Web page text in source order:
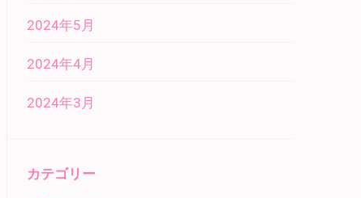
2024年5月
2024年4月
2024年3月
カテゴリー